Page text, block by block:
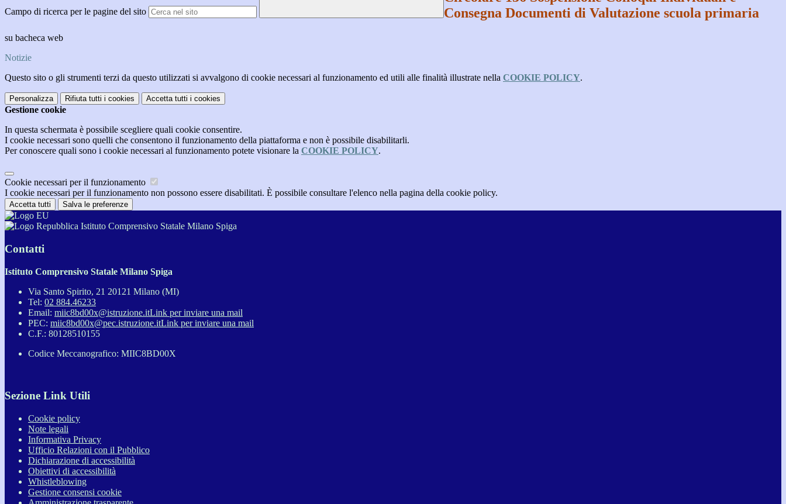
Campo di ricerca per le pagine del sito
Consegna Documenti di Valutazione scuola primaria
su bacheca web
Notizie
Questo sito o gli strumenti terzi da questo utilizzati si avvalgono di cookie necessari al funzionamento ed utili alle finalità illustrate nella COOKIE POLICY.
Personalizza Rifiuta tutti i cookies Accetta tutti i cookies
Gestione cookie
In questa schermata è possibile scegliere quali cookie consentire.
I cookie necessari sono quelli che consentono il funzionamento della piattaforma e non è possibile disabilitarli.
Per conoscere quali sono i cookie necessari al funzionamento potete visionare la COOKIE POLICY.
Cookie necessari per il funzionamento
I cookie necessari per il funzionamento non possono essere disabilitati. È possibile consultare l'elenco nella pagina della cookie policy.
Accetta tutti Salva le preferenze
Istituto Comprensivo Statale Milano Spiga
Contatti
Istituto Comprensivo Statale Milano Spiga
Via Santo Spirito, 21 20121 Milano (MI)
Tel: 02 884.46233
Email: miic8bd00x@istruzione.itLink per inviare una mail
PEC: miic8bd00x@pec.istruzione.itLink per inviare una mail
C.F.: 80128510155
Codice Meccanografico: MIIC8BD00X
Sezione Link Utili
Cookie policy
Note legali
Informativa Privacy
Ufficio Relazioni con il Pubblico
Dichiarazione di accessibilità
Obiettivi di accessibilità
Whistleblowing
Gestione consensi cookie